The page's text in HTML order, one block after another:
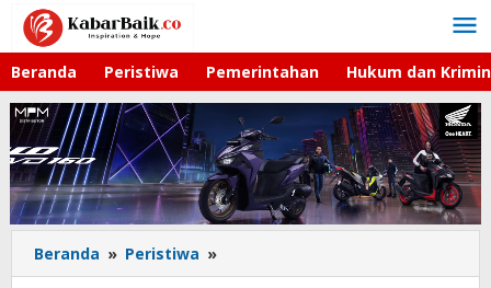
Lewati
konten
Beranda Peristiwa Pemerintahan Hukum dan
Beranda » Peristiwa »
Minta